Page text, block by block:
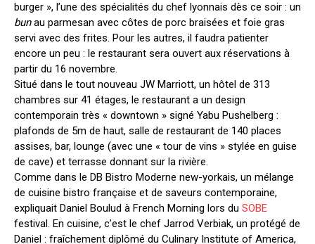
burger », l’une des spécialités du chef lyonnais dès ce soir : un
bunau parmesan avec côtes de porc braisées et foie gras
servi avec des frites. Pour les autres, il faudra patienter
encore un peu : le restaurant sera ouvert aux réservations à
partir du 16 novembre.
Situé dans le tout nouveau JW Marriott, un hôtel de 313
chambres sur 41 étages, le restaurant a un design
contemporain très « downtown » signé Yabu Pushelberg :
plafonds de 5m de haut, salle de restaurant de 140 places
assises, bar, lounge (avec une « tour de vins » stylée en guise
de cave) et terrasse donnant sur la rivière.
Comme dans le DB Bistro Moderne new-yorkais, un mélange
de cuisine bistro française et de saveurs contemporaine,
expliquait Daniel Boulud à French Morning lors du SOBE
festival. En cuisine, c’est le chef Jarrod Verbiak, un protégé de
Daniel : fraîchement diplômé du Culinary Institute of America,